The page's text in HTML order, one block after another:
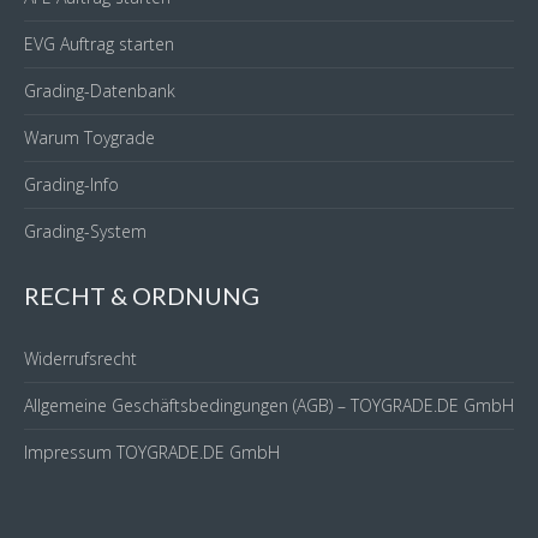
EVG Auftrag starten
Grading-Datenbank
Warum Toygrade
Grading-Info
Grading-System
RECHT & ORDNUNG
Widerrufsrecht
Allgemeine Geschäftsbedingungen (AGB) – TOYGRADE.DE GmbH
Impressum TOYGRADE.DE GmbH